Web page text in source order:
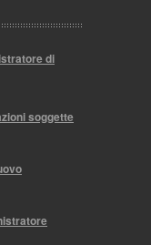
di
soggette